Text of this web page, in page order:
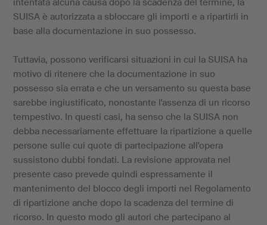
intentata alcuna causa dopo la scadenza del termine, la
SUISA è autorizzata a sbloccare gli importi e a ripartirli in
base alla documentazione in suo possesso.
Tuttavia, possono verificarsi situazioni in cui la SUISA ha
motivo di ritenere che la documentazione in suo
possesso sia errata e che un versamento su questa base
sarebbe ingiustificato, nonostante l'assenza di un ricorso
tempestivo. In questi casi, ha senso che la SUISA non
debba necessariamente effettuare la ripartizione a quelle
persone sulle cui quote di partecipazione all'opera
sussistono dubbi fondati. La revisione approvata nel
presente caso prevede quindi espressamente il
mantenimento del blocco degli importi nel Regolamento
di ripartizione anche dopo la scadenza del termine di
ricorso. In questo modo gli autori che partecipano al